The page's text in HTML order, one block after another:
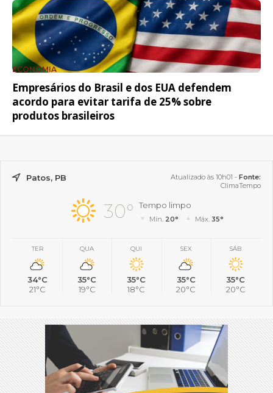
ECONOMIA
Empresários do Brasil e dos EUA defendem
acordo para evitar tarifa de 25% sobre
produtos brasileiros
Patos, PB Atualizado às 10h01 - Fonte:
ClimaTempo
30° Tempo limpo
Mín. 20° Máx. 35°
TER
34°C
21°C
QUA
35°C
19°C
QUI
35°C
18°C
SEX
35°C
20°C
SÁB
35°C
20°C